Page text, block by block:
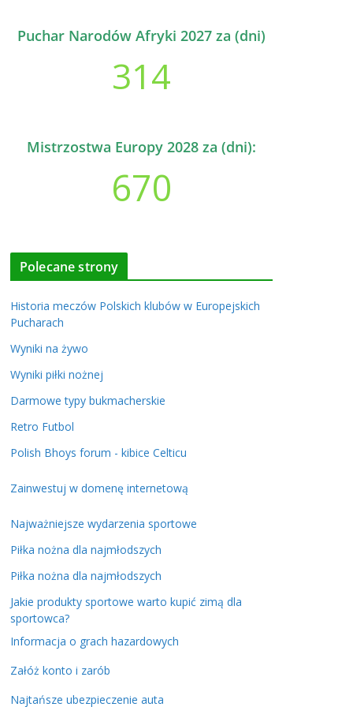
Puchar Narodów Afryki 2027 za (dni)
314
Mistrzostwa Europy 2028 za (dni):
670
Polecane strony
Historia meczów Polskich klubów w Europejskich
Pucharach
Wyniki na żywo
Wyniki piłki nożnej
Darmowe typy bukmacherskie
Retro Futbol
Polish Bhoys forum - kibice Celticu
Zainwestuj w domenę internetową
Najważniejsze wydarzenia sportowe
Piłka nożna dla najmłodszych
Piłka nożna dla najmłodszych
Jakie produkty sportowe warto kupić zimą dla
sportowca?
Informacja o grach hazardowych
Załóż konto i zarób
Najtańsze ubezpieczenie auta